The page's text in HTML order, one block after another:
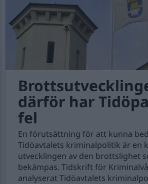
därför har
fel
En förutsättning för att kunna
Tidöavtalets kriminalpolitik är en
utvecklingen av den brottslighet
bekämpas. Tidskrift för
analyserat Tidöavtalets